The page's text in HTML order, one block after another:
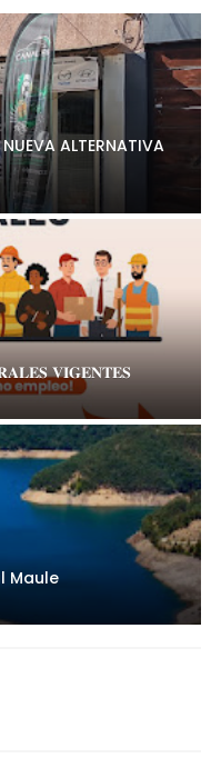
NUEVA ALTERNATIVA
𝐕𝐈𝐆𝐄𝐍𝐓𝐄𝐒
Maule